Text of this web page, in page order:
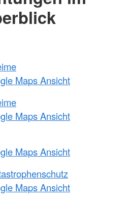
Maps Ansicht
Maps Ansicht
Maps Ansicht
Maps Ansicht